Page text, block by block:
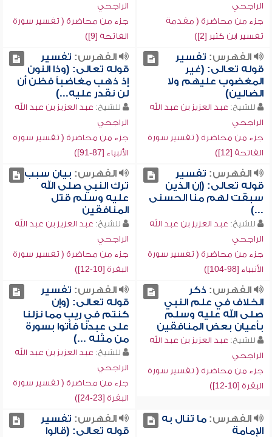
الراجحي
جزء من محاضرة ( مقدمة
تفسير ابن كثير [2])
الراجحي
جزء من محاضرة ( تفسير سورة
الفاتحة [9])
الفهرس: تفسير
قوله تعالى: (غير
المغضوب عليهم ولا
الضالين)
للشيخ: عبد العزيز بن عبد الله
الراجحي
جزء من محاضرة ( تفسير سورة
الفاتحة [12])
الفهرس: تفسير
قوله تعالى: (وذا النون
إذ ذهب مغاضباً فظن أن
لن نقدر عليه...)
للشيخ: عبد العزيز بن عبد الله
الراجحي
جزء من محاضرة ( تفسير سورة
الأنبياء [87-91])
الفهرس: تفسير
قوله تعالى: (إن الذين
سبقت لهم منا الحسنى
...)
للشيخ: عبد العزيز بن عبد الله
الراجحي
جزء من محاضرة ( تفسير سورة
الأنبياء [98-104])
الفهرس: بيان سبب
ترك النبي صلى الله
عليه وسلم قتل
المنافقين
للشيخ: عبد العزيز بن عبد الله
الراجحي
جزء من محاضرة ( تفسير سورة
البقرة [10-12])
الفهرس: ذكر
الخلاف في علم النبي
صلى الله عليه وسلم
بأعيان بعض المنافقين
للشيخ: عبد العزيز بن عبد الله
الراجحي
جزء من محاضرة ( تفسير سورة
البقرة [10-12])
الفهرس: تفسير
قوله تعالى: (وإن
كنتم في ريب مما نزلنا
على عبدنا فأتوا بسورة
من مثله ...)
للشيخ: عبد العزيز بن عبد الله
الراجحي
جزء من محاضرة ( تفسير سورة
البقرة [23-24])
الفهرس:ما تنال به
الإمامة
الفهرس: تفسير
قوله تعالى: (قالوا